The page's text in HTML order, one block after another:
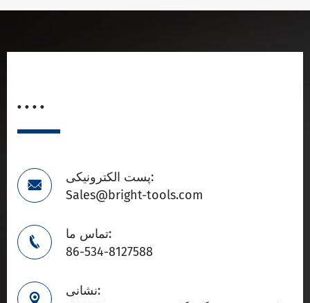
. . . .

پست الکترونیکی:
Sales@bright-tools.com

تماس ما:
86-534-8127588

نشانی: